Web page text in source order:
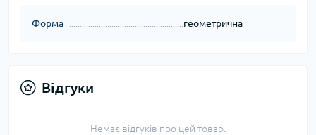
Форма геометрична
Відгуки
Немає відгуків про цей товар.